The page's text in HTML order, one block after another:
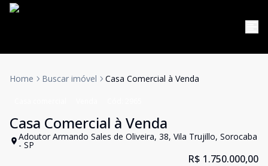
Home Buscar imóvel Casa Comercial à Venda
Casa Comercial à Venda
Adoutor Armando Sales de Oliveira, 38, Vila Trujillo, Sorocaba
- SP
R$ 1.750.000,00